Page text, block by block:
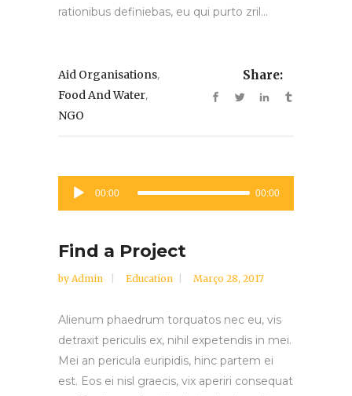
rationibus definiebas, eu qui purto zril...
Aid Organisations,
Food And Water,
NGO
Share:
Reprodutor
00:00 00:00
Find a Project
by Admin Education Março 28, 2017
Alienum phaedrum torquatos nec eu, vis
detraxit periculis ex, nihil expetendis in mei.
Mei an pericula euripidis, hinc partem ei
est. Eos ei nisl graecis, vix aperiri consequat